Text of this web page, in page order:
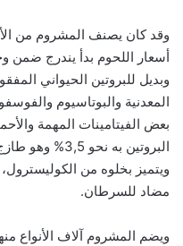
وقد كان يصنف المشروم من
أسعار اللحوم بدأ يندرج ضمن
وبديل للبروتين الحيواني
المعدنية والبوتاسيوم
بعض الفيتامينات المهمة
ويتميز بخلوه من
مضاد للسرطان.
ويضم المشروم آلاف الأنواع